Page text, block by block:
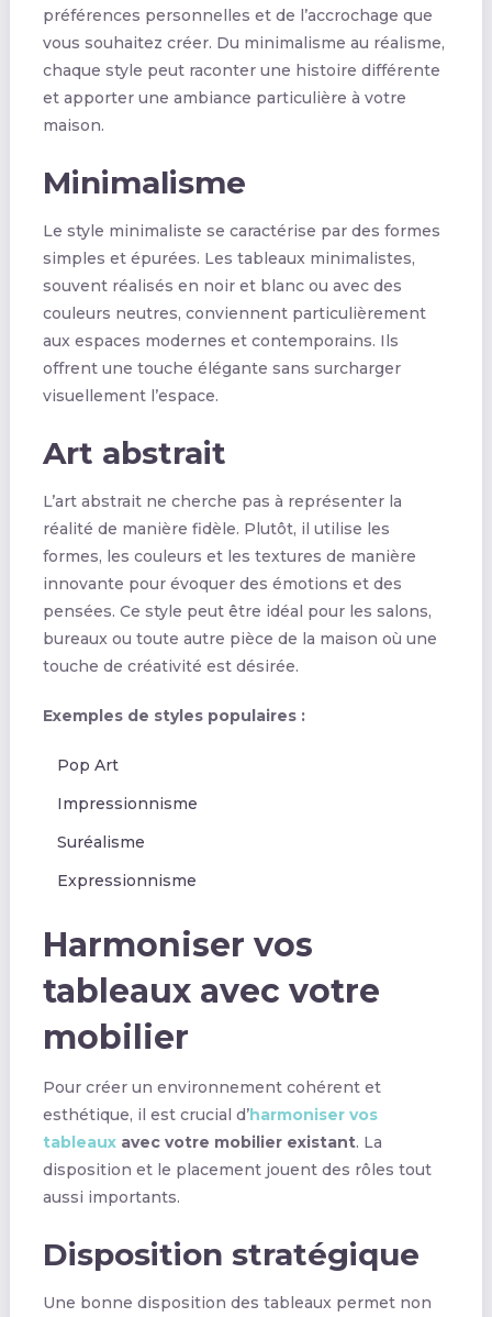
préférences personnelles et de l’accrochage que
vous souhaitez créer. Du minimalisme au réalisme,
chaque style peut raconter une histoire différente
et apporter une ambiance particulière à votre
maison.
Minimalisme
Le style minimaliste se caractérise par des formes
simples et épurées. Les tableaux minimalistes,
souvent réalisés en noir et blanc ou avec des
couleurs neutres, conviennent particulièrement
aux espaces modernes et contemporains. Ils
offrent une touche élégante sans surcharger
visuellement l’espace.
Art abstrait
L’art abstrait ne cherche pas à représenter la
réalité de manière fidèle. Plutôt, il utilise les
formes, les couleurs et les textures de manière
innovante pour évoquer des émotions et des
pensées. Ce style peut être idéal pour les salons,
bureaux ou toute autre pièce de la maison où une
touche de créativité est désirée.
Exemples de styles populaires :
Pop Art
Impressionnisme
Suréalisme
Expressionnisme
Harmoniser vos
tableaux avec votre
mobilier
Pour créer un environnement cohérent et
esthétique, il est crucial d’harmoniser vos
tableauxavec votre mobilier existant. La
disposition et le placement jouent des rôles tout
aussi importants.
Disposition stratégique
Une bonne disposition des tableaux permet non